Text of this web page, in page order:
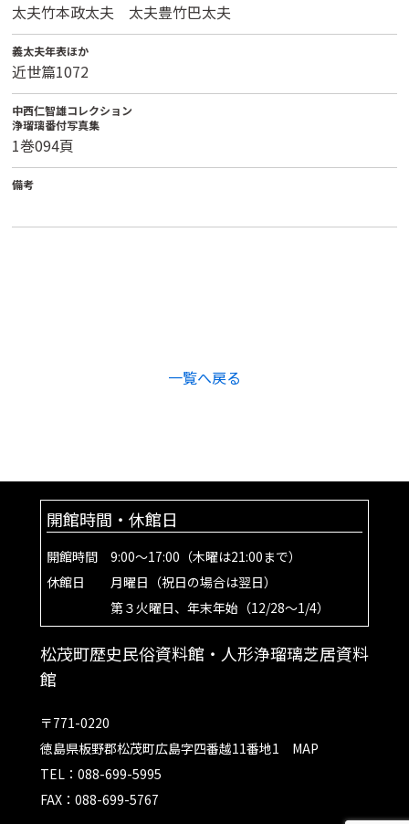
太夫竹本政太夫 太夫豊竹巴太夫
義太夫年表ほか
近世篇1072
中西仁智雄コレクション
浄瑠璃番付写真集
1巻094頁
備考
一覧へ戻る
開館時間・休館日
開館時間 9:00～17:00（木曜は21:00まで）
休館日 月曜日（祝日の場合は翌日）
第３火曜日、年末年始（12/28～1/4）
松茂町歴史民俗資料館・人形浄瑠璃芝居資料
館
〒771-0220
徳島県板野郡松茂町広島字四番越11番地1 MAP
TEL：088-699-5995
FAX：088-699-5767